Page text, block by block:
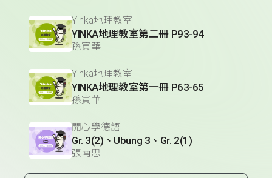
Yinka地理教室
YINKA地理教室第二冊 P93-94
孫寅華
Yinka地理教室
YINKA地理教室第一冊 P63-65
孫寅華
開心學德語二
Gr. 3(2)、Ubung 3、Gr. 2(1)
張南思